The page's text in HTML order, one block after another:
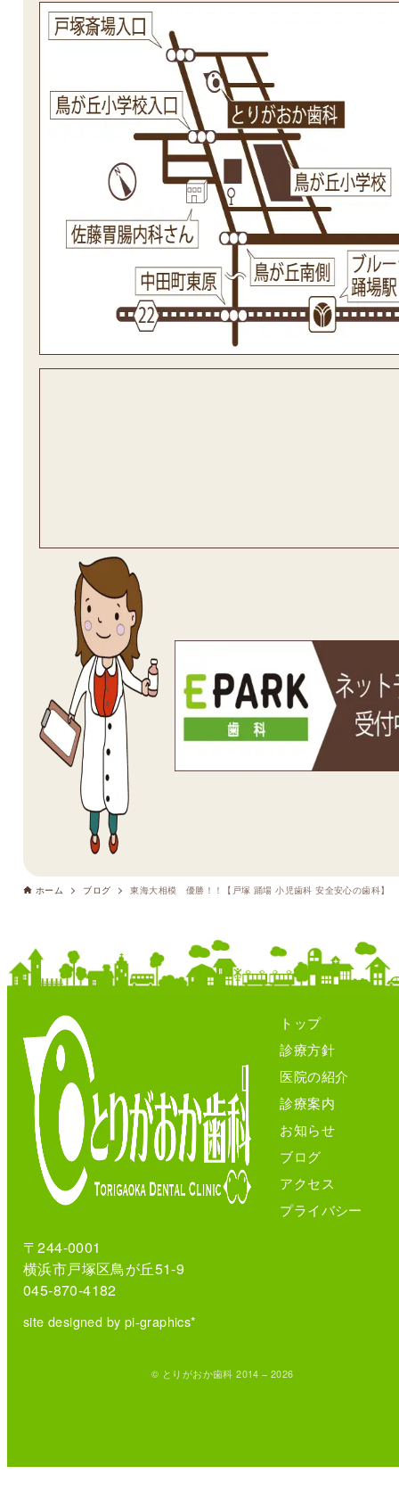
ホーム ブログ 東海大相模 優勝！！【戸塚 踊場 小児歯科 安全安心の歯科】
〒244-0001
横浜市戸塚区鳥が丘51-9
045-870-4182
site designed by pi-graphics*
トップ
診療方針
医院の紹介
診療案内
お知らせ
ブログ
アクセス
プライバシー
© とりがおか歯科 2014 – 2026